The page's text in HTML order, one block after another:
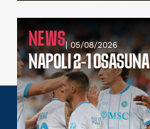
NEWS| 05/08/2026
NAPOLI 2-1 OSASUNA